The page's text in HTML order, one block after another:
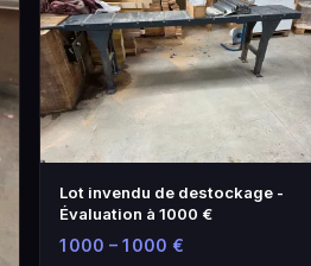
Lot invendu de destockage -
Évaluation à 1000 €
1 000 – 1 000 €